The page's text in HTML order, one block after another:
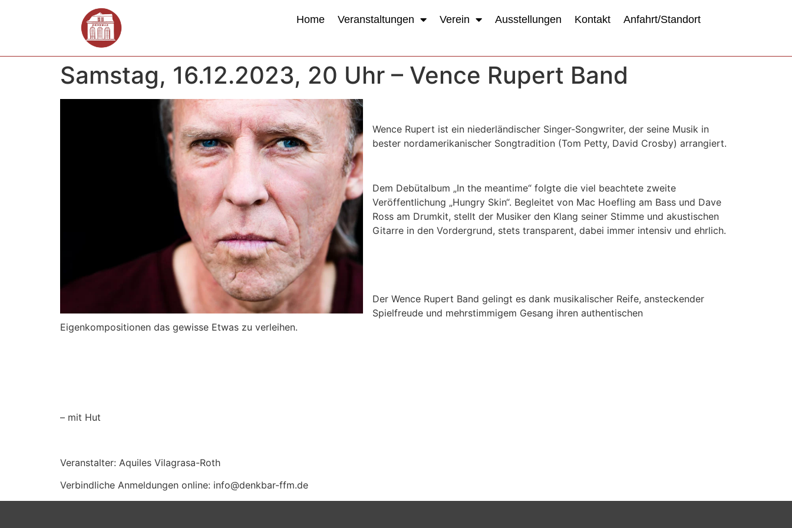
Home Veranstaltungen Verein Ausstellungen Kontakt Anfahrt/Standort
Samstag, 16.12.2023, 20 Uhr – Vence Rupert Band
Wence Rupert ist ein niederländischer Singer-Songwriter, der seine Musik in
bester nordamerikanischer Songtradition (Tom Petty, David Crosby) arrangiert.
Dem Debütalbum „In the meantime“ folgte die viel beachtete zweite
Veröffentlichung „Hungry Skin“. Begleitet von Mac Hoefling am Bass und Dave
Ross am Drumkit, stellt der Musiker den Klang seiner Stimme und akustischen
Gitarre in den Vordergrund, stets transparent, dabei immer intensiv und ehrlich.
Der Wence Rupert Band gelingt es dank musikalischer Reife, ansteckender
Spielfreude und mehrstimmigem Gesang ihren authentischen
Eigenkompositionen das gewisse Etwas zu verleihen.
– mit Hut
Veranstalter: Aquiles Vilagrasa-Roth
Verbindliche Anmeldungen online: info@denkbar-ffm.de